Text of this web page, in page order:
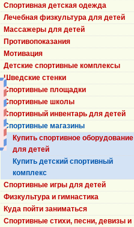
Спортивная детская одежда
Лечебная физкультура для детей
Массажеры для детей
Противопоказания
Мотивация
Детские спортивные комплексы
Шведские стенки
Спортивные площадки
Спортивные школы
Спортивный инвентарь для детей
Спортивные магазины
Купить спортивное оборудование
для детей
Купить детский спортивный
комплекс
Спортивные игры для детей
Физкультура и гимнастика
Куда пойти заниматься
Спортивные стихи, песни, девизы и